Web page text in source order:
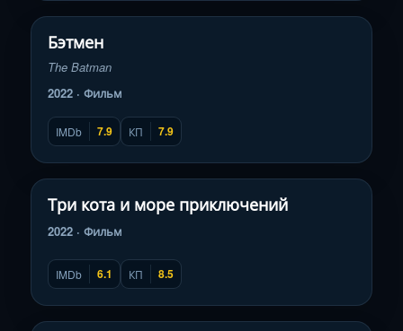
▶
Бэтмен
The Batman
2022 · Фильм
IMDb 7.9 КП 7.9
▶
Три кота и море приключений
2022 · Фильм
IMDb 6.1 КП 8.5
▶